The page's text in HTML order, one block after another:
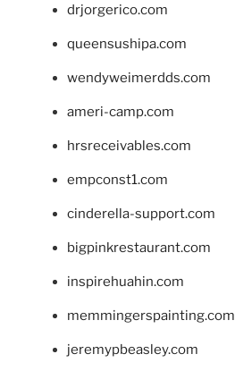
drjorgerico.com
queensushipa.com
wendyweimerdds.com
ameri-camp.com
hrsreceivables.com
empconst1.com
cinderella-support.com
bigpinkrestaurant.com
inspirehuahin.com
memmingerspainting.com
jeremypbeasley.com